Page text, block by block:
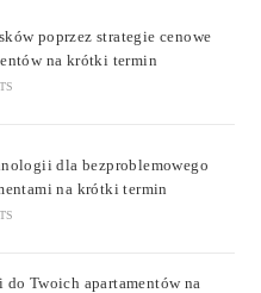
poprzez strategie cenowe
na krótki termin
dla bezproblemowego
na krótki termin
do Twoich apartamentów na